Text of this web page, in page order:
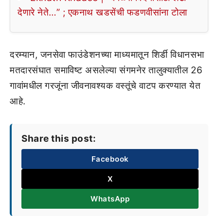
देणारे नेते…” ; एकनाथ खडसेंची फडणवीसांना टोला
दरम्यान, जनसेवा फाउंडेशनच्या माध्यमातून शिर्डी विधानसभा
मतदारसंघात समाविष्ट असलेल्या संगमनेर तालुक्‍यातील 26
गावांमधील गरजूंना जीवनावश्‍यक वस्तूंचे वाटप करण्यात येत
आहे.
Share this post:
Facebook
X
WhatsApp